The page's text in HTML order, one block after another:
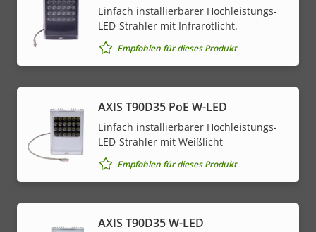
Einfach installierbarer Hochleistungs-
LED-Strahler mit Infrarotlicht.
Empfohlen für dieses Produkt
AXIS T90D35 PoE W-LED
Einfach installierbarer Hochleistungs-
LED-Strahler mit Weißlicht
Empfohlen für dieses Produkt
AXIS T90D35 W-LED